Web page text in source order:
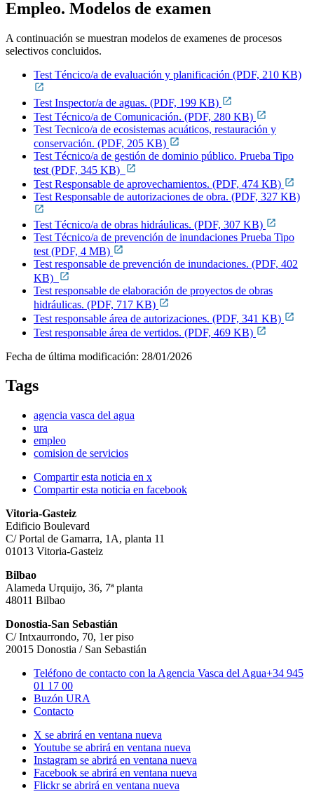
Empleo. Modelos de examen
A continuación se muestran modelos de examenes de procesos
selectivos concluidos.
Test Téncico/a de evaluación y planificación (PDF, 210 KB)
Test Inspector/a de aguas. (PDF, 199 KB)
Test Técnico/a de Comunicación. (PDF, 280 KB)
Test Tecnico/a de ecosistemas acuáticos, restauración y
conservación. (PDF, 205 KB)
Test Técnico/a de gestión de dominio público. Prueba Tipo
test (PDF, 345 KB)
Test Responsable de aprovechamientos. (PDF, 474 KB)
Test Responsable de autorizaciones de obra. (PDF, 327 KB)
Test Técnico/a de obras hidráulicas. (PDF, 307 KB)
Test Técnico/a de prevención de inundaciones Prueba Tipo
test (PDF, 4 MB)
Test responsable de prevención de inundaciones. (PDF, 402
KB)
Test responsable de elaboración de proyectos de obras
hidráulicas. (PDF, 717 KB)
Test responsable área de autorizaciones. (PDF, 341 KB)
Test responsable área de vertidos. (PDF, 469 KB)
Fecha de última modificación: 28/01/2026
Tags
agencia vasca del agua
ura
empleo
comision de servicios
Compartir esta noticia en x
Compartir esta noticia en facebook
Vitoria-Gasteiz
Edificio Boulevard
C/ Portal de Gamarra, 1A, planta 11
01013 Vitoria-Gasteiz
Bilbao
Alameda Urquijo, 36, 7ª planta
48011 Bilbao
Donostia-San Sebastián
C/ Intxaurrondo, 70, 1er piso
20015 Donostia / San Sebastián
Teléfono de contacto con la Agencia Vasca del Agua+34 945
01 17 00
Buzón URA
Contacto
X se abrirá en ventana nueva
Youtube se abrirá en ventana nueva
Instagram se abrirá en ventana nueva
Facebook se abrirá en ventana nueva
Flickr se abrirá en ventana nueva